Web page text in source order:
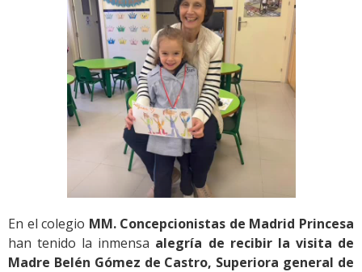
En el colegio MM. Concepcionistas de Madrid Princesa
han tenido la inmensa alegría de recibir la visita de
Madre Belén Gómez de Castro, Superiora general de